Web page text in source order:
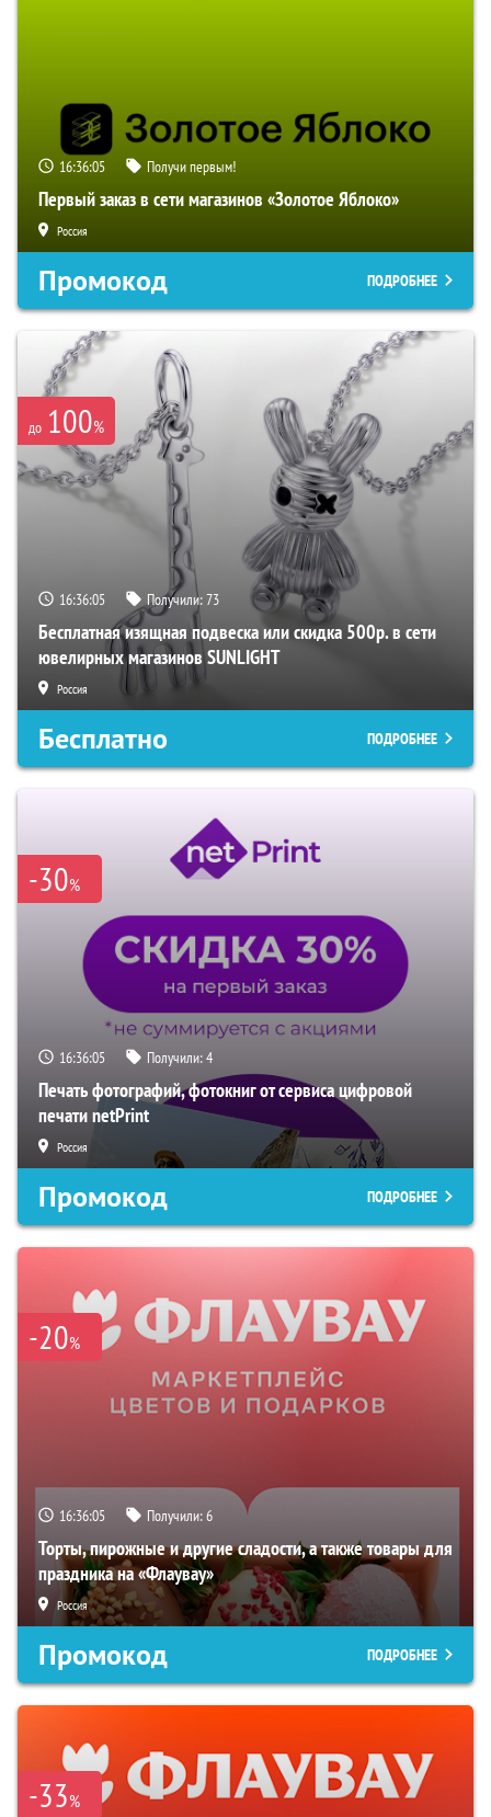
16:36:03 Получи первым!
Первый заказ в сети магазинов «Золотое Яблоко»
Россия
Промокод ПОДРОБНЕЕ
до 100%
16:36:03 Получили:73
Бесплатная изящная подвеска или скидка 500р. в сети
ювелирных магазинов SUNLIGHT
Россия
Бесплатно ПОДРОБНЕЕ
-30%
16:36:03 Получили:4
Печать фотографий, фотокниг от сервиса цифровой
печати netPrint
Россия
Промокод ПОДРОБНЕЕ
-20%
16:36:03 Получили:6
Торты, пирожные и другие сладости, а также товары для
праздника на «Флаувау»
Россия
Промокод ПОДРОБНЕЕ
-33%